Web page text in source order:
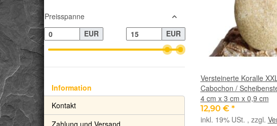
Versteinerte Koralle
Cabochon /
4 cm x 3 cm x 0,9 cm
12,90 € *
inkl. 19% USt. , zzgl.
Preisspanne
EUR
EUR
Information
Kontakt
Zahlung und Versand